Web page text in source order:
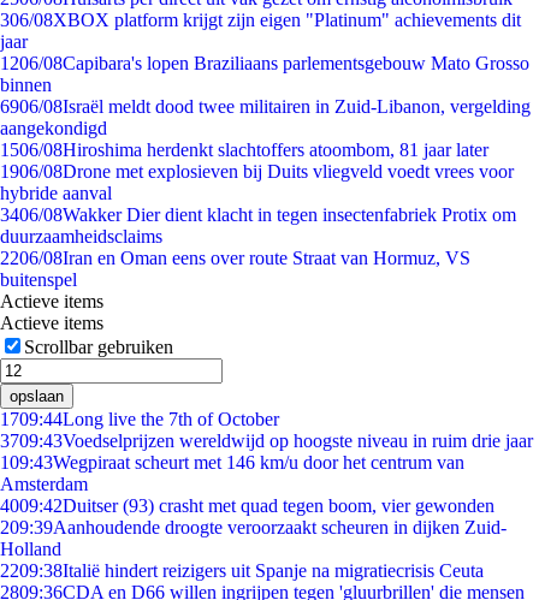
306/08XBOX platform krijgt zijn eigen "Platinum" achievements dit
jaar
1206/08Capibara's lopen Braziliaans parlementsgebouw Mato Grosso
binnen
6906/08Israël meldt dood twee militairen in Zuid-Libanon, vergelding
aangekondigd
1506/08Hiroshima herdenkt slachtoffers atoombom, 81 jaar later
1906/08Drone met explosieven bij Duits vliegveld voedt vrees voor
hybride aanval
3406/08Wakker Dier dient klacht in tegen insectenfabriek Protix om
duurzaamheidsclaims
2206/08Iran en Oman eens over route Straat van Hormuz, VS
buitenspel
Actieve items
Actieve items
Scrollbar gebruiken
opslaan
1709:44Long live the 7th of October
3709:43Voedselprijzen wereldwijd op hoogste niveau in ruim drie jaar
109:43Wegpiraat scheurt met 146 km/u door het centrum van
Amsterdam
4009:42Duitser (93) crasht met quad tegen boom, vier gewonden
209:39Aanhoudende droogte veroorzaakt scheuren in dijken Zuid-
Holland
2209:38Italië hindert reizigers uit Spanje na migratiecrisis Ceuta
2809:36CDA en D66 willen ingrijpen tegen 'gluurbrillen' die mensen